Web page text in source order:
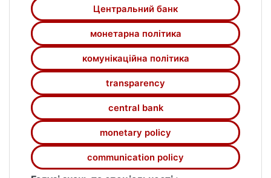
Центральний банк
монетарна політика
комунікаційна політика
transparency
central bank
monetary policy
communication policy